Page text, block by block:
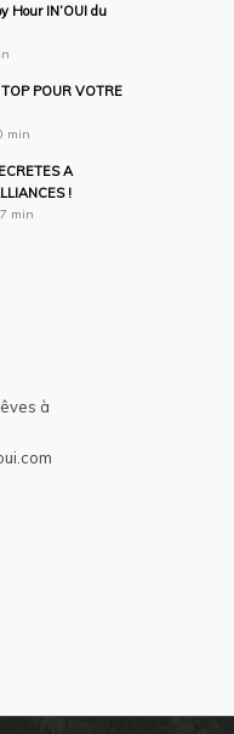
Hour IN’OUI du
POUR VOTRE
min
A
!
min
à